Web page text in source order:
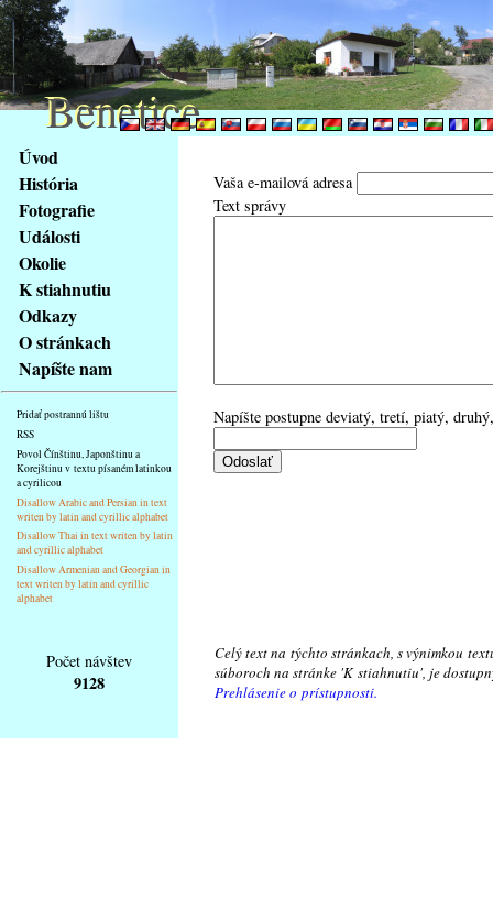
obsah
stránky
Klávesové
zkratky
tomto
webu
základní
Hlavní
strana
Úvod
História
Fotografie
Události
Okolie
K stiahnutiu
Odkazy
O stránkach
Napíšte nam
Pridať postrannú lištu
RSS
Povol Čínštinu, Japonštinu a
Korejštinu v textu písaném latinkou
a cyrilicou
Disallow Arabic and Persian in text
writen by latin and cyrillic alphabet
Disallow Thai in text writen by latin
and cyrillic alphabet
Disallow Armenian and Georgian in
text writen by latin and cyrillic
alphabet
Vaša e-mailová adresa
Text správy
Napíšte postupne deviatý, tretí, piatý,
Počet návštev
9128
Celý text na týchto stránkach, s výnimkou
súboroch na stránke 'K stiahnutiu', je
Prehlásenie o prístupnosti.
Benetice
Benetice